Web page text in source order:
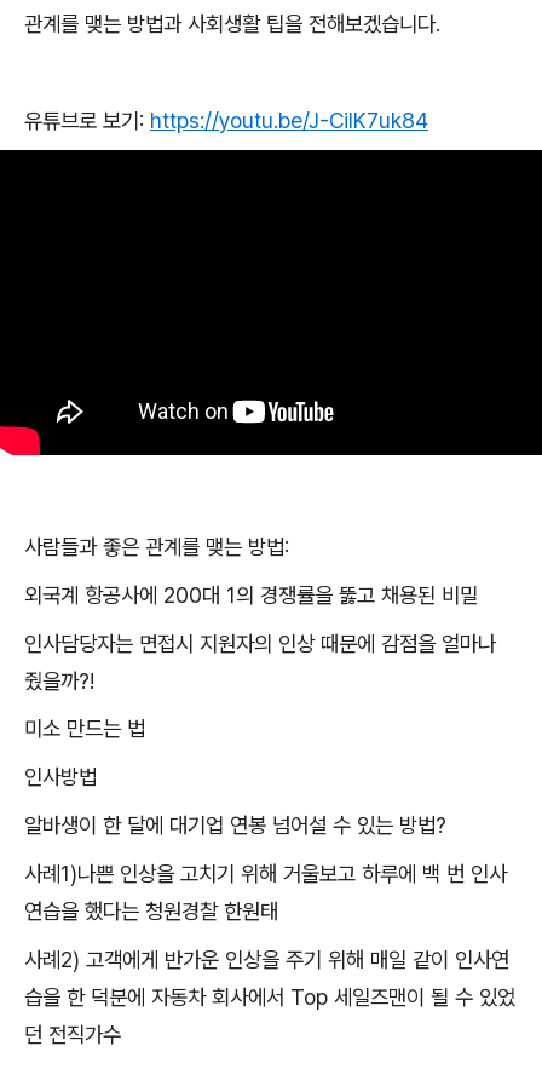
관계를 맺는 방법과 사회생활 팁을 전해보겠습니다.
유튜브로 보기: https://youtu.be/J-CilK7uk84
사람들과 좋은 관계를 맺는 방법:
외국계 항공사에 200대 1의 경쟁률을 뚫고 채용된 비밀
인사담당자는 면접시 지원자의 인상 때문에 감점을 얼마나
줬을까?!
미소 만드는 법
인사방법
알바생이 한 달에 대기업 연봉 넘어설 수 있는 방법?
사례 1)나쁜 인상을 고치기 위해 거울보고 하루에 백 번 인사
연습을 했다는 청원경찰 한원태
사례 2) 고객에게 반가운 인상을 주기 위해 매일 같이 인사연
습을 한 덕분에 자동차 회사에서 Top 세일즈맨이 될 수 있었
던 전직가수